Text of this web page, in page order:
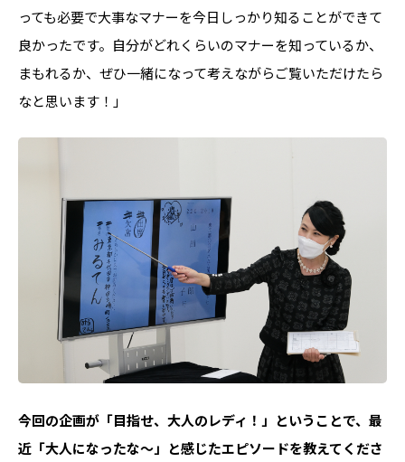
っても必要で大事なマナーを今日しっかり知ることができて
良かったです。自分がどれくらいのマナーを知っているか、
まもれるか、ぜひ一緒になって考えながらご覧いただけたら
なと思います！」
――今回の企画が「目指せ、大人のレディ！」ということで、最
近「大人になったな〜」と感じたエピソードを教えてくださ